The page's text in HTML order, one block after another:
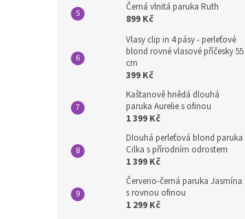
Černá vlnitá paruka Ruth
899 Kč
Vlasy clip in 4 pásy - perleťové
blond rovné vlasové příčesky 55
cm
399 Kč
Kaštanově hnědá dlouhá
paruka Aurelie s ofinou
1 399 Kč
Dlouhá perleťová blond paruka
Cilka s přírodním odrostem
1 399 Kč
Červeno-černá paruka Jasmína
s rovnou ofinou
1 299 Kč